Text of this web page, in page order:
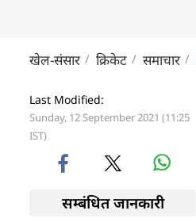
खेल-संसार क्रिकेट समाचार
Last Modified:
Sunday, 12 September 2021 (11:25
IST)
सम्बंधित जानकारी